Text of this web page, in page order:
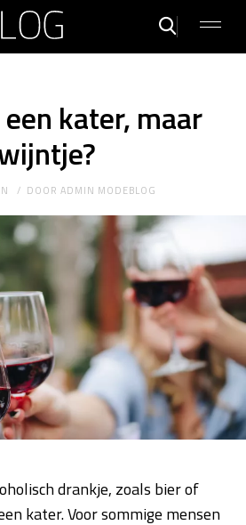
kater, maar
DOORADMIN MODEBLOG
drankje, zoals bier of
kater. Voor sommige mensen